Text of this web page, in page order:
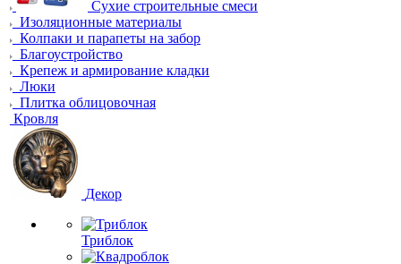
Сухие строительные смеси
Изоляционные материалы
Колпаки и парапеты на забор
Благоустройство
Крепеж и армирование кладки
Люки
Плитка облицовочная
Кровля
Декор
Триблок